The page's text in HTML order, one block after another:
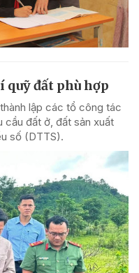
quỹ đất phù hợp
lập các tổ công tác
cầu đất ở, đất sản xuất
số (DTTS).